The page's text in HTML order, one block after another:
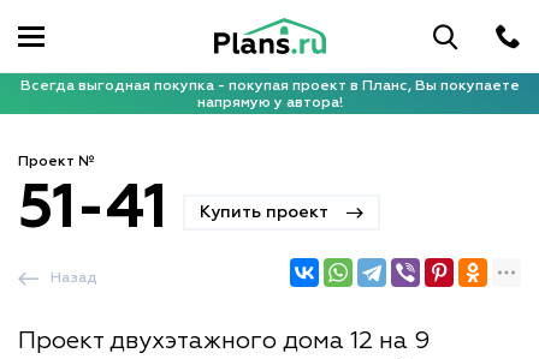
Всегда выгодная покупка - покупая проект в Планс, Вы покупаете
напрямую у автора!
Проект №
51-41 Купить проект
Проект двухэтажного дома 12 на 9
Назад